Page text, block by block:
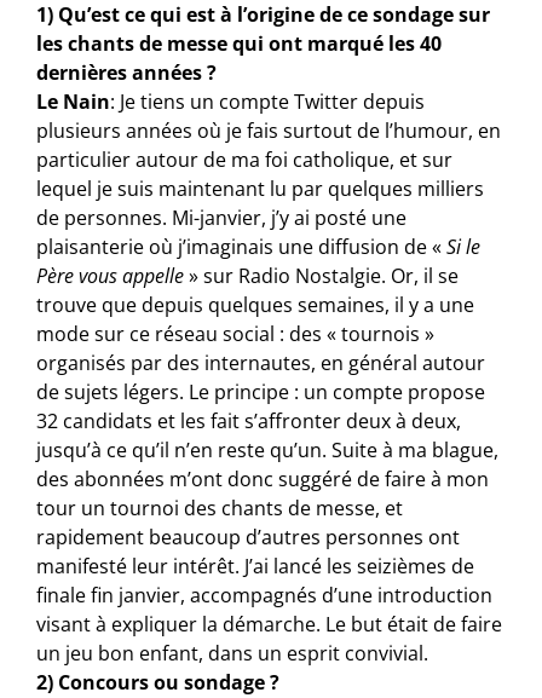
1) Qu’est ce qui est à l’origine de ce sondage sur
les chants de messe qui ont marqué les 40
dernières années ?
Le Nain: Je tiens un compte Twitter depuis
plusieurs années où je fais surtout de l’humour, en
particulier autour de ma foi catholique, et sur
lequel je suis maintenant lu par quelques milliers
de personnes. Mi-janvier, j’y ai posté une
plaisanterie où j’imaginais une diffusion de «Si le
Père vous appelle» sur Radio Nostalgie. Or, il se
trouve que depuis quelques semaines, il y a une
mode sur ce réseau social : des « tournois »
organisés par des internautes, en général autour
de sujets légers. Le principe : un compte propose
32 candidats et les fait s’affronter deux à deux,
jusqu’à ce qu’il n’en reste qu’un. Suite à ma blague,
des abonnées m’ont donc suggéré de faire à mon
tour un tournoi des chants de messe, et
rapidement beaucoup d’autres personnes ont
manifesté leur intérêt. J’ai lancé les seizièmes de
finale fin janvier, accompagnés d’une introduction
visant à expliquer la démarche. Le but était de faire
un jeu bon enfant, dans un esprit convivial.
2) Concours ou sondage ?